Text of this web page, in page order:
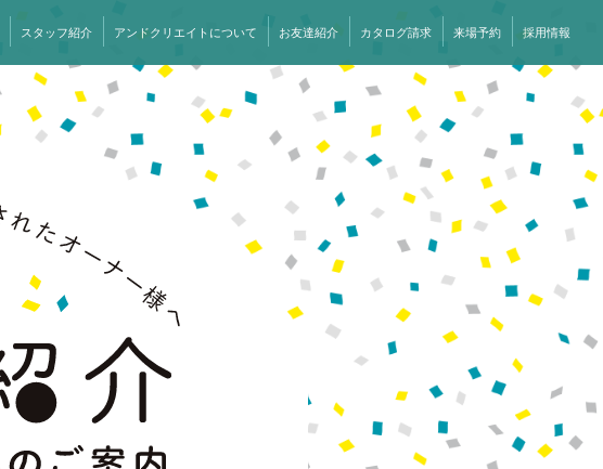
スタッフ紹介 アンドクリエイトについて お友達紹介 カタログ請求 来場予約 採用情報